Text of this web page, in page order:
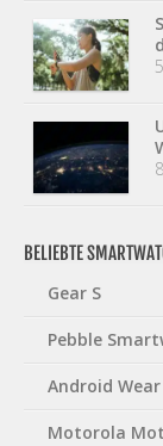
BELIEBTE
Gear S
Pebble
Android Wear
Motorola